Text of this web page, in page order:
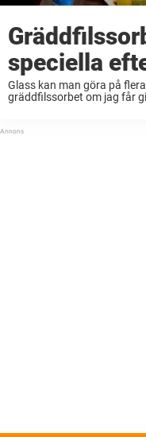
speciella
Glass kan man göra på
gräddfilssorbet om jag får